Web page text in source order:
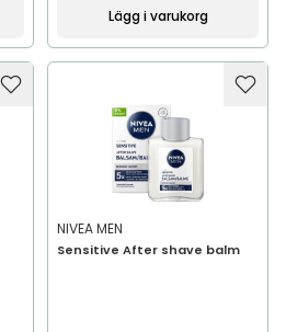
Lägg i varukorg
NIVEA MEN
Sensitive After shave balm